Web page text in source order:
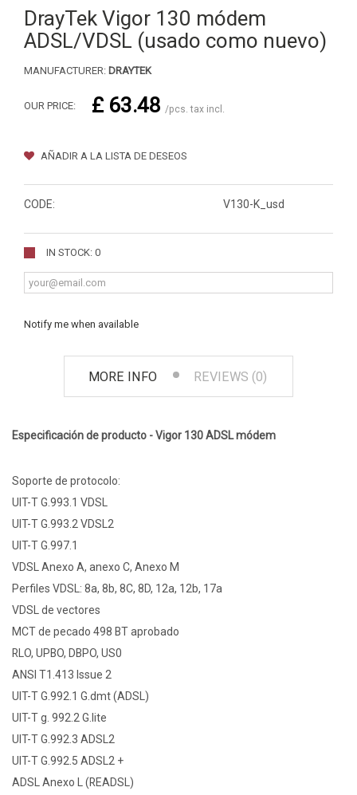
DrayTek Vigor 130 módem
ADSL/VDSL (usado como nuevo)
MANUFACTURER: DRAYTEK
OUR PRICE: £ 63.48 /pcs. tax incl.
AÑADIR A LA LISTA DE DESEOS
CODE: V130-K_usd
IN STOCK: 0
Notify me when available
MORE INFO REVIEWS (0)
Especificación de producto - Vigor 130 ADSL módem
Soporte de protocolo:
UIT-T G.993.1 VDSL
UIT-T G.993.2 VDSL2
UIT-T G.997.1
VDSL Anexo A, anexo C, Anexo M
Perfiles VDSL: 8a, 8b, 8C, 8D, 12a, 12b, 17a
VDSL de vectores
MCT de pecado 498 BT aprobado
RLO, UPBO, DBPO, US0
ANSI T1.413 Issue 2
UIT-T G.992.1 G.dmt (ADSL)
UIT-T g. 992.2 G.lite
UIT-T G.992.3 ADSL2
UIT-T G.992.5 ADSL2 +
ADSL Anexo L (READSL)